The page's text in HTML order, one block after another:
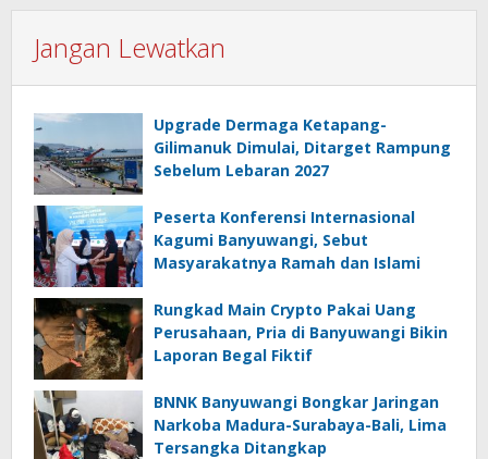
Jangan Lewatkan
Upgrade Dermaga Ketapang-
Gilimanuk Dimulai, Ditarget Rampung
Sebelum Lebaran 2027
Peserta Konferensi Internasional
Kagumi Banyuwangi, Sebut
Masyarakatnya Ramah dan Islami
Rungkad Main Crypto Pakai Uang
Perusahaan, Pria di Banyuwangi Bikin
Laporan Begal Fiktif
BNNK Banyuwangi Bongkar Jaringan
Narkoba Madura-Surabaya-Bali, Lima
Tersangka Ditangkap